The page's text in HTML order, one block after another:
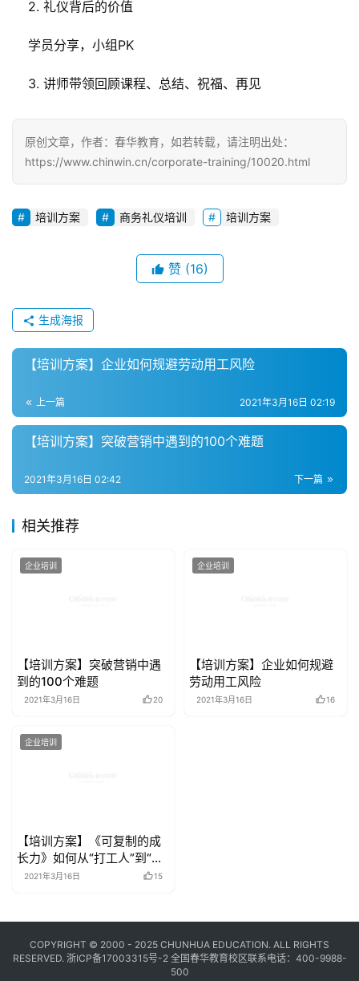
    2. 礼仪背后的价值
    学员分享，小组PK
    3. 讲师带领回顾课程、总结、祝福、再见
原创文章，作者：春华教育，如若转载，请注明出处：
https://www.chinwin.cn/corporate-training/10020.html
培训方案 商务礼仪培训 培训方案
赞 (16)
生成海报
【培训方案】企业如何规避劳动用工风险
上一篇 2021年3月16日 02:19
【培训方案】突破营销中遇到的100个难题
下一篇
2021年3月16日 02:42
相关推荐
企业培训
【培训方案】突破营销中遇
到的100个难题
2021年3月16日 20
企业培训
【培训方案】企业如何规避
劳动用工风险
2021年3月16日 16
企业培训
【培训方案】《可复制的成
长力》如何从“打工人”到“追
梦人”
2021年3月16日 15
COPYRIGHT © 2000 - 2025 CHUNHUA EDUCATION. ALL RIGHTS
RESERVED. 浙ICP备17003315号-2全国春华教育校区联系电话：400-9988-
500